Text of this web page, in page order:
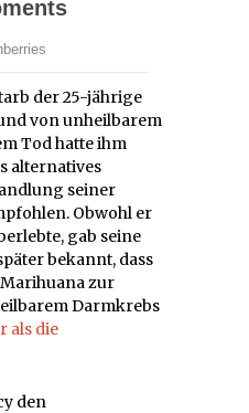
der 25-jährige
von unheilbarem
Tod hatte ihm
alternatives
seiner
Obwohl er
gab seine
bekannt, dass
zur
Darmkrebs
als die
den